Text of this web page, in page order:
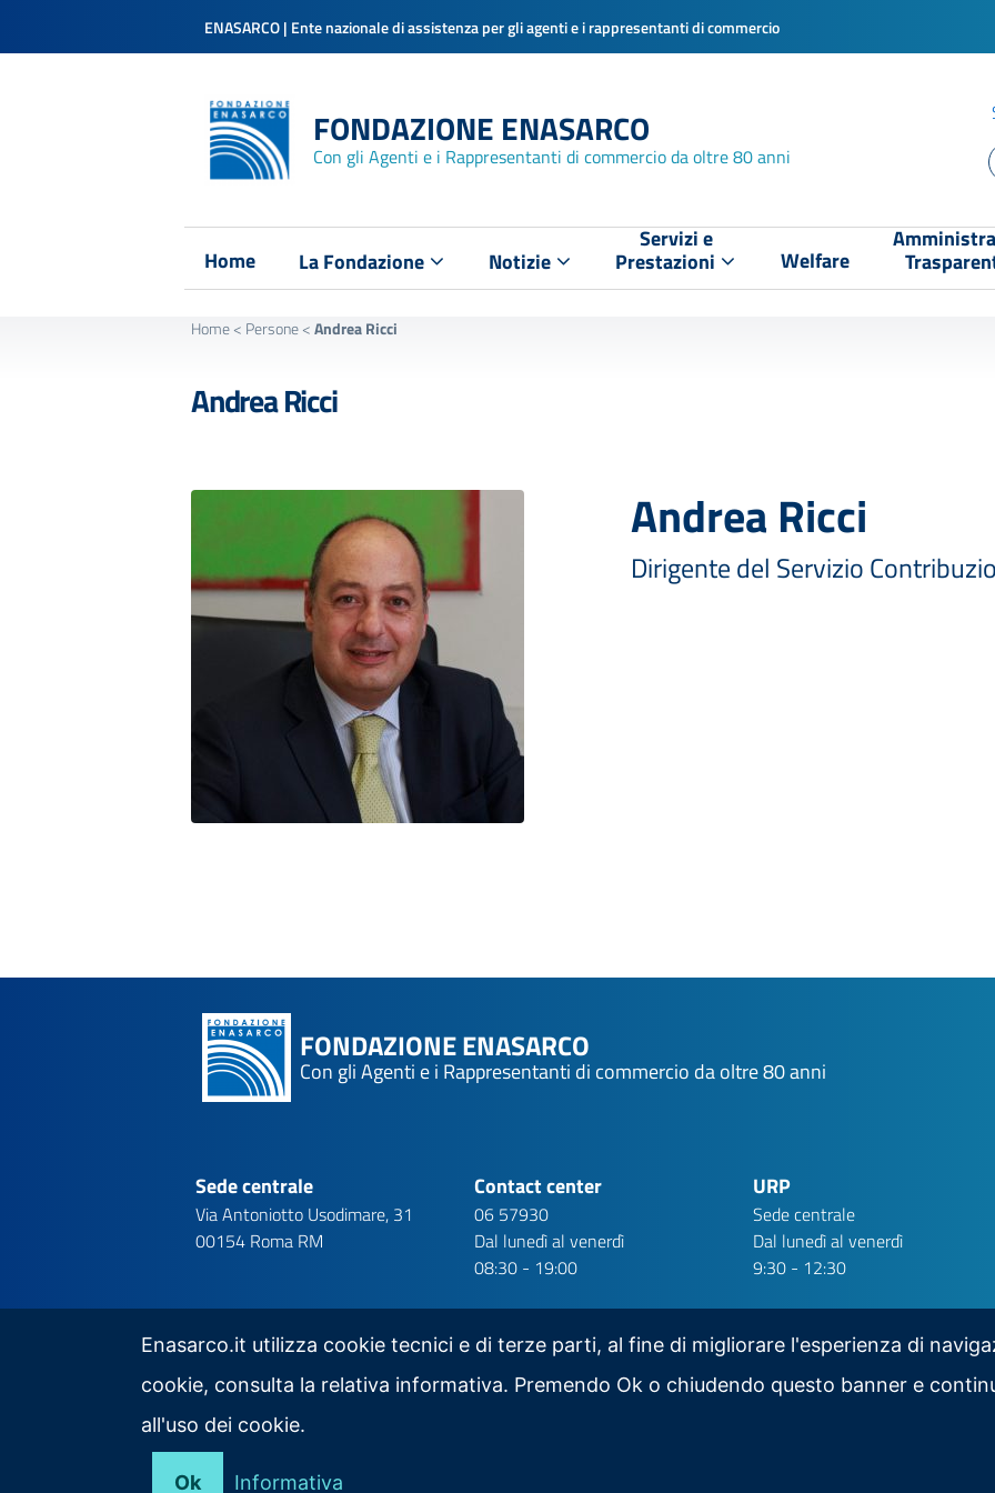
ENASARCO | Ente nazionale di assistenza per gli agenti e i rappresentanti di commercio
FONDAZIONE ENASARCO
Con gli Agenti e i Rappresentanti di commercio da oltre 80 anni
Home La Fondazione Notizie
Servizi e
Prestazioni Welfare
Home< Persone<Andrea Ricci
Andrea Ricci
Andrea Ricci
Dirigente del Servizio
FONDAZIONE ENASARCO
Con gli Agenti e i Rappresentanti di commercio da oltre 80 anni
Sede centrale
Via Antoniotto Usodimare, 31
00154 Roma RM
Contact center
06 57930
Dal lunedì al venerdì
08:30 - 19:00
URP
Sede centrale
Dal lunedì al venerdì
9:30 - 12:30
Seguici su Scarica la nostra app per mobile
Enasarco.it utilizza cookie tecnici e di terze parti, al fine di migliorare l'esperienza di
cookie, consulta la relativa informativa. Premendo Ok o chiudendo questo banner e
all'uso dei cookie.
Ok Informativa